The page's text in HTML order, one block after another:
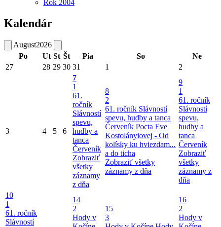
Rok 2004
Kalendár
August2026
Po
Ut St Št Pia So
Ne
27
28 29 30 31 1 2
3 4 5 6
7
1
61.
ročník
Slávností
spevu,
hudby a
tanca
Červeník
Zobraziť
všetky
záznamy
z dňa
8
2
61. ročník Slávností
spevu, hudby a tanca
Červeník Pocta Eve
Kostolányiovej - Od
kolísky ku hviezdam...
a do ticha
Zobraziť všetky
záznamy z dňa
9
1
61. ročník
Slávností
spevu,
hudby a
tanca
Červeník
Zobraziť
všetky
záznamy z
dňa
10
1
61. ročník
Slávností
14
2
Hody v
15
3
16
2
Hody v